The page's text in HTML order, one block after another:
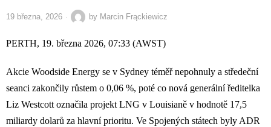
19 března, 2026 by Marcin Frąckiewicz
PERTH, 19. března 2026, 07:33 (AWST)
Akcie Woodside Energy se v Sydney téměř nepohnuly a středeční
seanci zakončily růstem o 0,06 %, poté co nová generální ředitelka
Liz Westcott označila projekt LNG v Louisianě v hodnotě 17,5
miliardy dolarů za hlavní prioritu. Ve Spojených státech byly ADR